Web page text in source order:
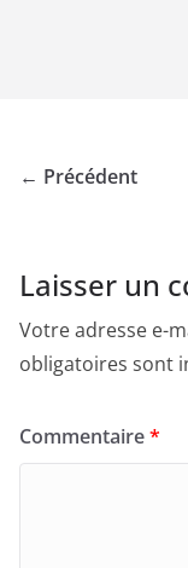
← Précédent
Laisser un
Votre adresse e-
obligatoires sont
Commentaire*